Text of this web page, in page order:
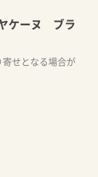
ケーヌ ブラ
せとなる場合が